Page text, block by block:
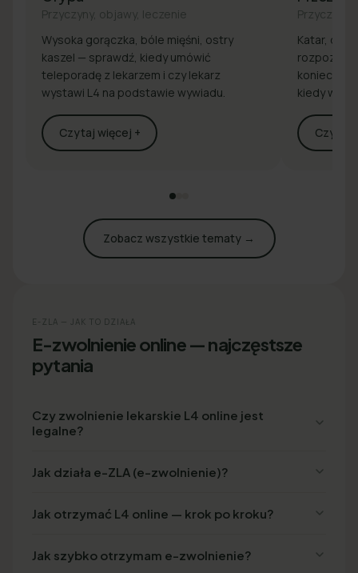
Przyczyny, objawy, leczenie
Wysoka gorączka, bóle mięśni, ostry
kaszel — sprawdź, kiedy umówić
teleporadę z lekarzem i czy lekarz
wystawi L4 na podstawie wywiadu.
Czytaj więcej +
Przyczyny,
Katar,
rozpoznaj
konieczna
kiedy
Czytaj
Zobacz wszystkie tematy →
E-ZLA — JAK TO DZIAŁA
E-zwolnienie online — najczęstsze
pytania
Czy zwolnienie lekarskie L4 online jest
legalne?
Jak działa e-ZLA (e-zwolnienie)?
Jak otrzymać L4 online — krok po kroku?
Jak szybko otrzymam e-zwolnienie?